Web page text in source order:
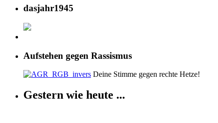
dasjahr1945
Aufstehen gegen Rassismus
Deine Stimme gegen rechte Hetze!
Gestern wie heute ...